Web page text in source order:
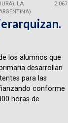
LA
2.067
los alumnos que
desarrollan
para las
conforme
horas de